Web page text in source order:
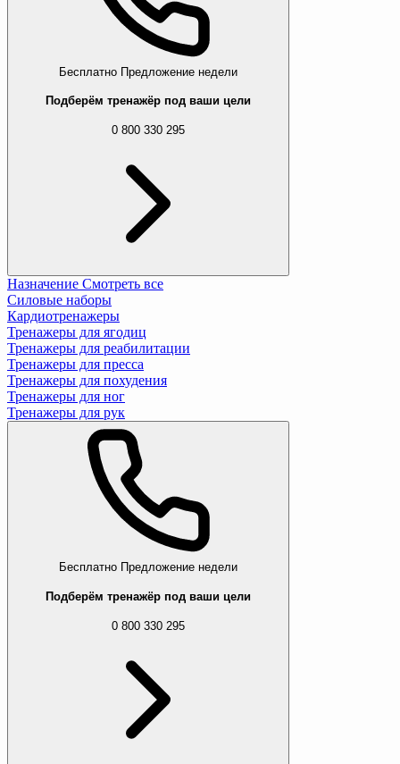
Бесплатно Предложение недели
Подберём тренажёр под ваши цели
0 800 330 295
Назначение Смотреть все
Силовые наборы
Кардиотренажеры
Тренажеры для ягодиц
Тренажеры для реабилитации
Тренажеры для пресса
Тренажеры для похудения
Тренажеры для ног
Тренажеры для рук
Бесплатно Предложение недели
Подберём тренажёр под ваши цели
0 800 330 295